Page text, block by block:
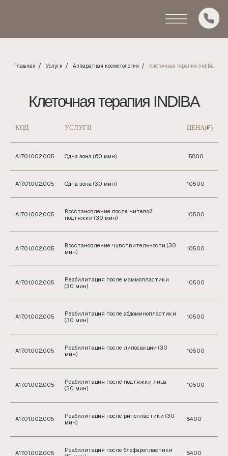
Главная / Услуги / Аппаратная косметология / Клеточная терапия Indiba
Клеточная терапия INDIBA
КОД УСЛУГИ ЦЕНА(₽)
А17.01.002.005 Одна зона (60 мин) 15800
А17.01.002.005 Одна зона (30 мин) 10500
А17.01.002.005
Восстановление после нитевой
подтяжки (30 мин)
10500
А17.01.002.005
Восстановление чувствительности (30
мин)
10500
А17.01.002.005
Реабилитация после маммопластики
(30 мин)
10500
А17.01.002.005
Реабилитация после абдоминопластики
(30 мин)
10500
А17.01.002.005
Реабилитация после липосакции (30
мин)
10500
А17.01.002.005
Реабилитация после подтяжки лица
(30 мин)
10500
А17.01.002.005
Реабилитация после ринопластики (30
мин)
8400
А17.01.002.005
Реабилитация после блефаропластики
8400
ЗАПИСАТЬСЯ НА ПРИЁМ